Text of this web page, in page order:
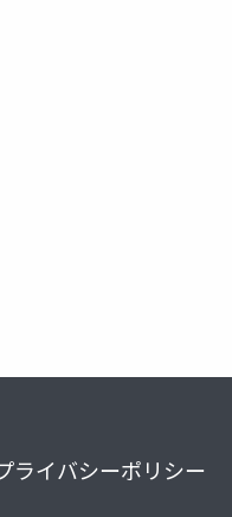
ライバシーポリシー